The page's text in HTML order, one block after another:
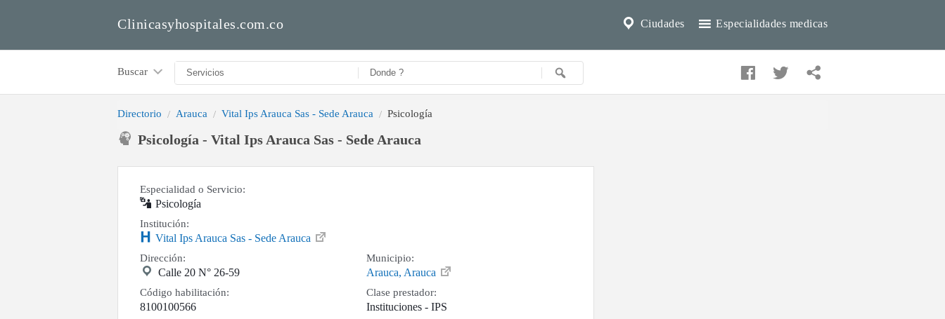
Especialidades medicas
Ciudades
Clinicasyhospitales.com.co
Buscar
Directorio Arauca Vital Ips Arauca Sas - Sede Arauca Psicología
Psicología - Vital Ips Arauca Sas - Sede Arauca
Especialidad o Servicio:
Psicología
Institución:
Vital Ips Arauca Sas - Sede Arauca
Dirección:
Calle 20 N° 26-59
Código habilitación:
8100100566
Municipio:
Arauca, Arauca
Clase prestador:
Instituciones - IPS